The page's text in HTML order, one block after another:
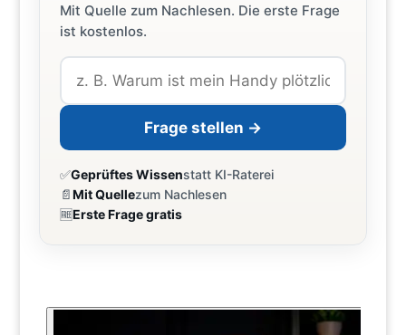
Mit Quelle zum Nachlesen. Die erste Frage
ist kostenlos.
Frage stellen →
✅Geprüftes Wissenstatt KI-Raterei
📄Mit Quellezum Nachlesen
🆓Erste Frage gratis